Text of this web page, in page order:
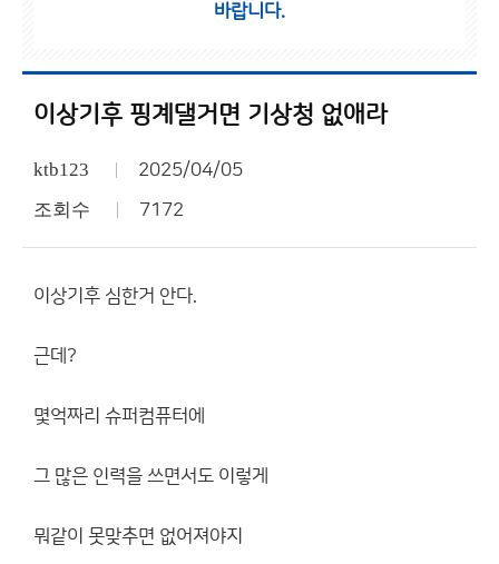
바랍니다.
이상기후 핑계댈거면 기상청 없애라
ktb123 2025/04/05
조회수 7172
이상기후 심한거 안다.
근데?
몇억짜리 슈퍼컴퓨터에
그 많은 인력을 쓰면서도 이렇게
뭐같이 못맞추면 없어져야지